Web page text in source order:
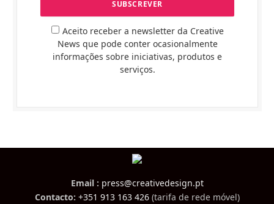
Aceito receber a newsletter da Creative
News que pode conter ocasionalmente
informações sobre iniciativas, produtos e
serviços.
Email : press@creativedesign.pt
Contacto: +351 913 163 426(tarifa de rede móvel)